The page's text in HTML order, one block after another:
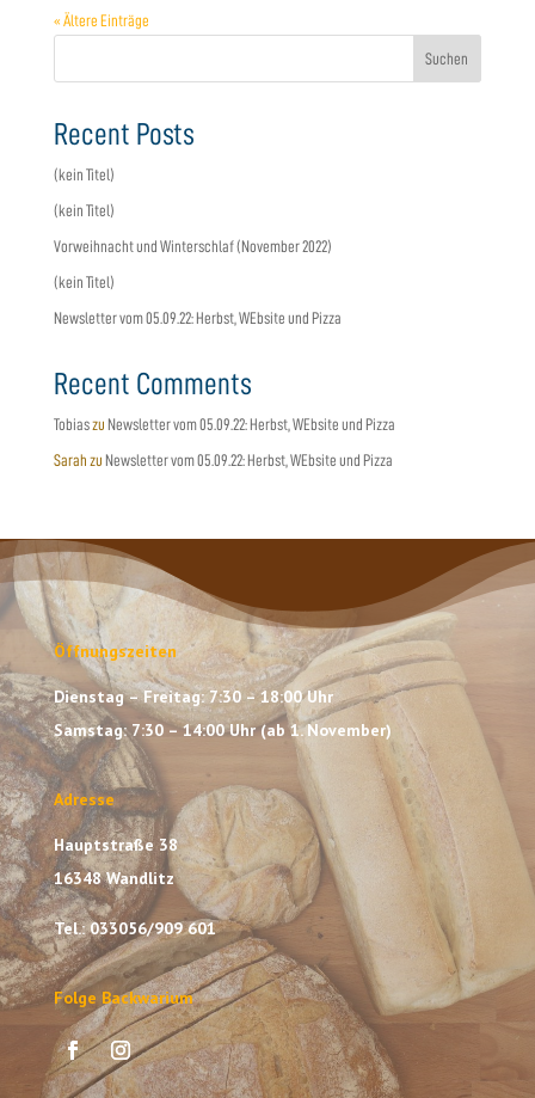
« Ältere Einträge
Suchen
Recent Posts
(kein Titel)
(kein Titel)
Vorweihnacht und Winterschlaf (November 2022)
(kein Titel)
Newsletter vom 05.09.22: Herbst, WEbsite und Pizza
Recent Comments
Tobiaszu Newsletter vom 05.09.22: Herbst, WEbsite und Pizza
Sarah zu Newsletter vom 05.09.22: Herbst, WEbsite und Pizza
Öffnungszeiten
Dienstag – Freitag: 7:30 – 18:00 Uhr
Samstag: 7:30 – 14:00 Uhr (ab 1. November)
Adresse
Hauptstraße 38
16348 Wandlitz
Tel.: 033056/909 601
Folge Backwarium